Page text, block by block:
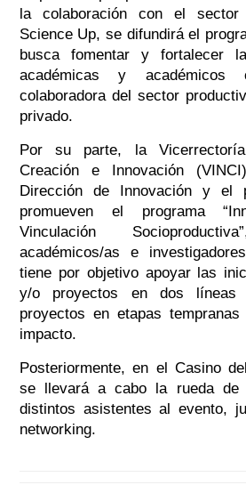
la colaboración con el sector
Science Up, se difundirá el
busca fomentar y fortalecer
académicas y académicos
colaboradora del sector
privado.
Por su parte, la
Creación e Innovación
Dirección de Innovación y el
promueven el programa
Vinculación
académicos/as e
tiene por objetivo apoyar las
y/o proyectos en dos líneas
proyectos en etapas
impacto.
Posteriormente, en el Casino
se llevará a cabo la rueda de
distintos asistentes al evento,
networking.